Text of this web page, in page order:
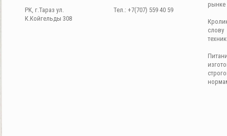
РК, г.Тараз ул.
К.Койгельды 308
Тел.: +7(707) 559 40 59
рынке